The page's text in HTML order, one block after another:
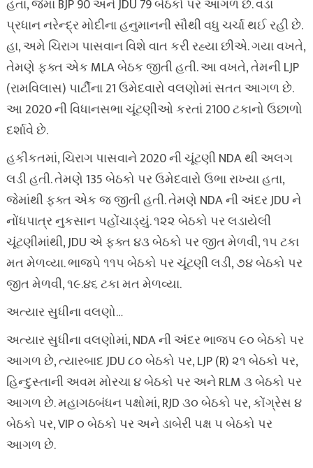
હતા, જેમાં BJP 90 અને JDU 79 બેઠકો પર આગળ છે. વડા
પ્રધાન નરેન્દ્ર મોદીના હનુમાનની સૌથી વધુ ચર્ચા થઈ રહી છે.
હા, અમે ચિરાગ પાસવાન વિશે વાત કરી રહ્યા છીએ. ગયા વખતે,
તેમણે ફક્ત એક MLA બેઠક જીતી હતી. આ વખતે, તેમની LJP
(રામવિલાસ) પાર્ટીના 21 ઉમેદવારો વલણોમાં સતત આગળ છે.
આ 2020 ની વિધાનસભા ચૂંટણીઓ કરતાં 2100 ટકાનો ઉછાળો
દર્શાવે છે.
હકીકતમાં, ચિરાગ પાસવાને 2020 ની ચૂંટણી NDA થી અલગ
લડી હતી. તેમણે 135 બેઠકો પર ઉમેદવારો ઉભા રાખ્યા હતા,
જેમાંથી ફક્ત એક જ જીતી હતી. તેમણે NDA ની અંદર JDU ને
નોંધપાત્ર નુકસાન પહોંચાડ્યું. ૧૨૨ બેઠકો પર લડાયેલી
ચૂંટણીમાંથી, JDU એ ફક્ત ૪૩ બેઠકો પર જીત મેળવી, ૧૫ ટકા
મત મેળવ્યા. ભાજપે ૧૧૫ બેઠકો પર ચૂંટણી લડી, ૭૪ બેઠકો પર
જીત મેળવી, ૧૯.૪૬ ટકા મત મેળવ્યા.
અત્યાર સુધીના વલણો…
અત્યાર સુધીના વલણોમાં, NDA ની અંદર ભાજપ ૯૦ બેઠકો પર
આગળ છે, ત્યારબાદ JDU ૮૦ બેઠકો પર, LJP (R) ૨૧ બેઠકો પર,
હિન્દુસ્તાની અવમ મોરચા ૪ બેઠકો પર અને RLM ૩ બેઠકો પર
આગળ છે. મહાગઠબંધન પક્ષોમાં, RJD ૩૦ બેઠકો પર, કોંગ્રેસ ૪
બેઠકો પર, VIP ૦ બેઠકો પર અને ડાબેરી પક્ષ ૫ બેઠકો પર
આગળ છે.